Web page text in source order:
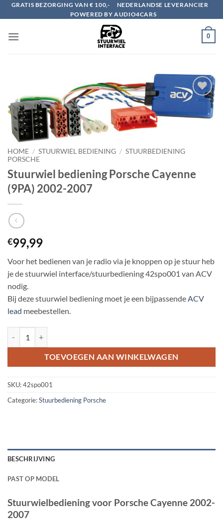
naar
GRATIS BEZORGING VAN € 100,-
NEDERLANDSE LEVERANCIER
POWERED BY AUDIO4CARS
0
Toevoegen
aan
HOME / STUURWIEL BEDIENING / STUURBEDIENING
PORSCHE
Stuurwiel bediening Porsche Cayenne
(9PA) 2002-2007
€99,99
Voor het bedienen van je radio via je knoppen op je stuur heb
je de stuurwiel interface/stuurbediening 42spo001 van ACV
nodig.
Bij deze stuurwiel bediening moet je een bijpassende ACV
lead meebestellen.
TOEVOEGEN AAN WINKELWAGEN
SKU:42spo001
Categorie:Stuurbediening Porsche
BESCHRIJVING
PAST OP MODEL
Stuurwielbediening voor Porsche Cayenne 2002-
2007